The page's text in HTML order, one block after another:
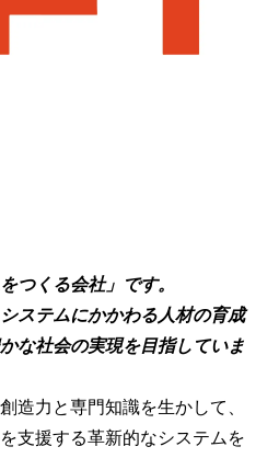
つくる会社」です。​
ステムにかかわる人材の育成
な社会の実現を目指していま
造力と専門知識を生かして、
支援する革新的なシステムを